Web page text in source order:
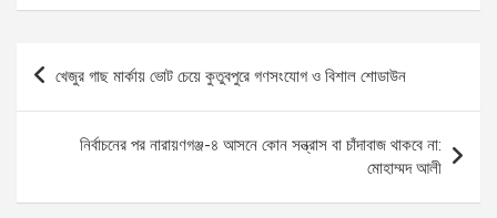
ce
o
o
k
ail at
s
A
p
p
se
g
er
ar
Post
navigation
খেজুর গাছ মার্কায় ভোট চেয়ে কুতুবপুরে গণসংযোগ ও বিশাল শোডাউন
নির্বাচনের পর নারায়ণগঞ্জ-৪ আসনে কোন সন্ত্রাস বা চাঁদাবাজ থাকবে না:
মোহাম্মদ আলী